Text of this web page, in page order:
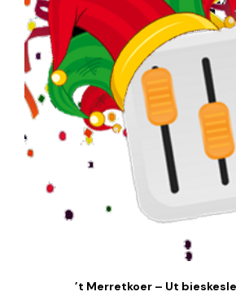
’t Merretkoer – Ut